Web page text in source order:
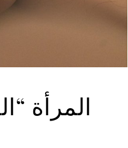
المرأة